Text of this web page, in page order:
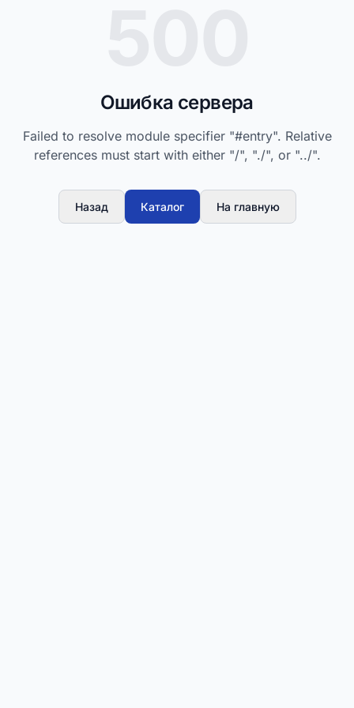
Ошибка сервера
Failed to resolve module specifier "#entry". Relative
references must start with either "/", "./", or "../".
Назад Каталог На главную